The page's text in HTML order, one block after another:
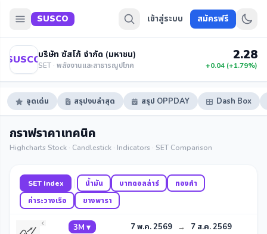
SUSCO เข้าสู่ระบบ สมัครฟรี
SUSCOบริษัท ซัสโก้ จำกัด (มหาชน)
SET · พลังงานและสาธารณูปโภค
2.28
+0.04 (+1.79%)
จุดเด่น สรุปงบล่าสุด สรุป OPPDAY Dash Box
กราฟราคาเทคนิค
Highcharts Stock · Candlestick · Indicators · SET Comparison
SET Index น้ำมัน บาทดอลล่าร์
ทองคำ
ค่าระวางเรือ
ยางพารา
7 พ.ค. 2569 → 7 ส.ค. 2569
3M ▾